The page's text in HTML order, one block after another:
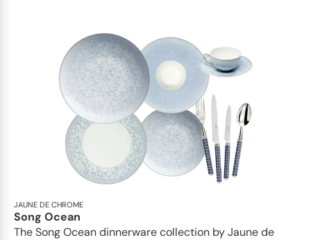
JAUNE DE CHROME
Song Ocean
The Song Ocean dinnerware collection by Jaune de